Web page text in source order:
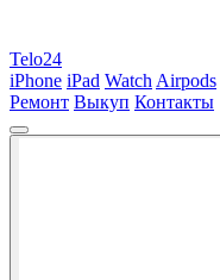
Telo24
iPhone iPad Watch Airpods
Ремонт Выкуп Контакты